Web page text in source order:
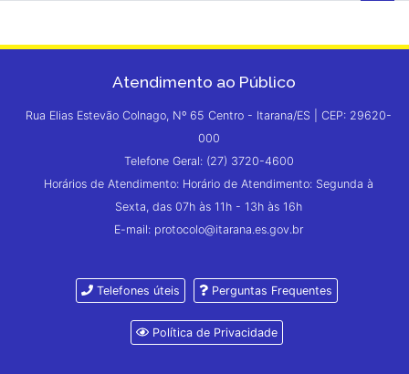
Atendimento ao Público
Rua Elias Estevão Colnago, Nº 65 Centro - Itarana/ES | CEP: 29620-
000
Telefone Geral: (27) 3720-4600
Horários de Atendimento: Horário de Atendimento: Segunda à
Sexta, das 07h às 11h - 13h às 16h
E-mail: protocolo@itarana.es.gov.br
Telefones úteis Perguntas Frequentes
Política de Privacidade